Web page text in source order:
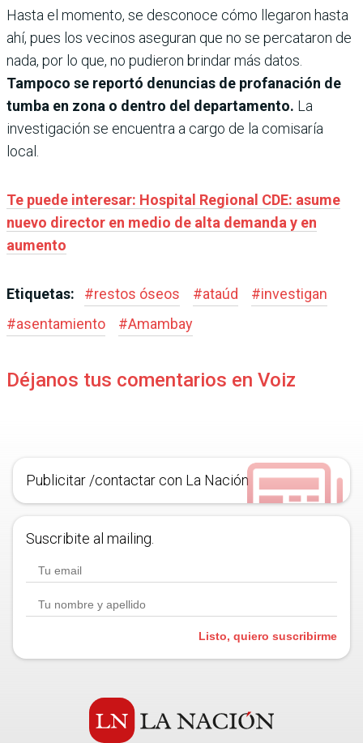
Hasta el momento, se desconoce cómo llegaron hasta
ahí, pues los vecinos aseguran que no se percataron de
nada, por lo que, no pudieron brindar más datos.
Tampoco se reportó denuncias de profanación de
tumba en zona o dentro del departamento. La
investigación se encuentra a cargo de la comisaría
local.
Te puede interesar: Hospital Regional CDE: asume
nuevo director en medio de alta demanda y en
aumento
Etiquetas: #restos óseos #ataúd #investigan
#asentamiento #Amambay
Déjanos tus comentarios en Voiz
Publicitar /contactar con La Nación
Suscribite al mailing.
Listo, quiero suscribirme